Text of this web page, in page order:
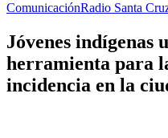
ComunicaciónRadio Santa
Jóvenes indígenas
herramienta para
incidencia en la